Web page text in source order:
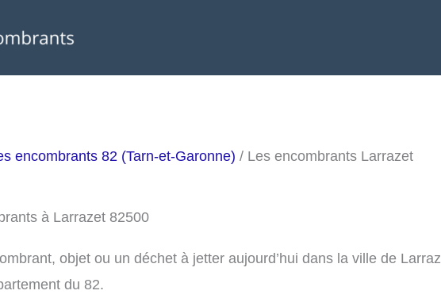
encombrants 82 (Tarn-et-Garonne) / Les encombrants Larrazet
à Larrazet 82500
objet ou un déchet à jetter aujourd’hui dans la ville de
du 82.